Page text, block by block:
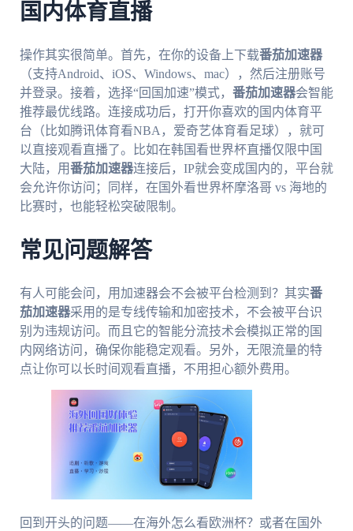
国内体育直播
操作其实很简单。首先，在你的设备上下载番茄加速器
（支持Android、iOS、Windows、mac），然后注册账号
并登录。接着，选择“回国加速”模式， 番茄加速器会智能
推荐最优线路。连接成功后，打开你喜欢的国内体育平
台（比如腾讯体育看NBA，爱奇艺体育看足球），就可
以直接观看直播了。比如在韩国看世界杯直播仅限中国
大陆，用番茄加速器连接后，IP就会变成国内的，平台就
会允许你访问；同样，在国外看世界杯摩洛哥 vs 海地的
比赛时，也能轻松突破限制。
常见问题解答
有人可能会问，用加速器会不会被平台检测到？其实番
茄加速器采用的是专线传输和加密技术，不会被平台识
别为违规访问。而且它的智能分流技术会模拟正常的国
内网络访问，确保你能稳定观看。另外，无限流量的特
点让你可以长时间观看直播，不用担心额外费用。
回到开头的问题——在海外怎么看欧洲杯？或者在国外